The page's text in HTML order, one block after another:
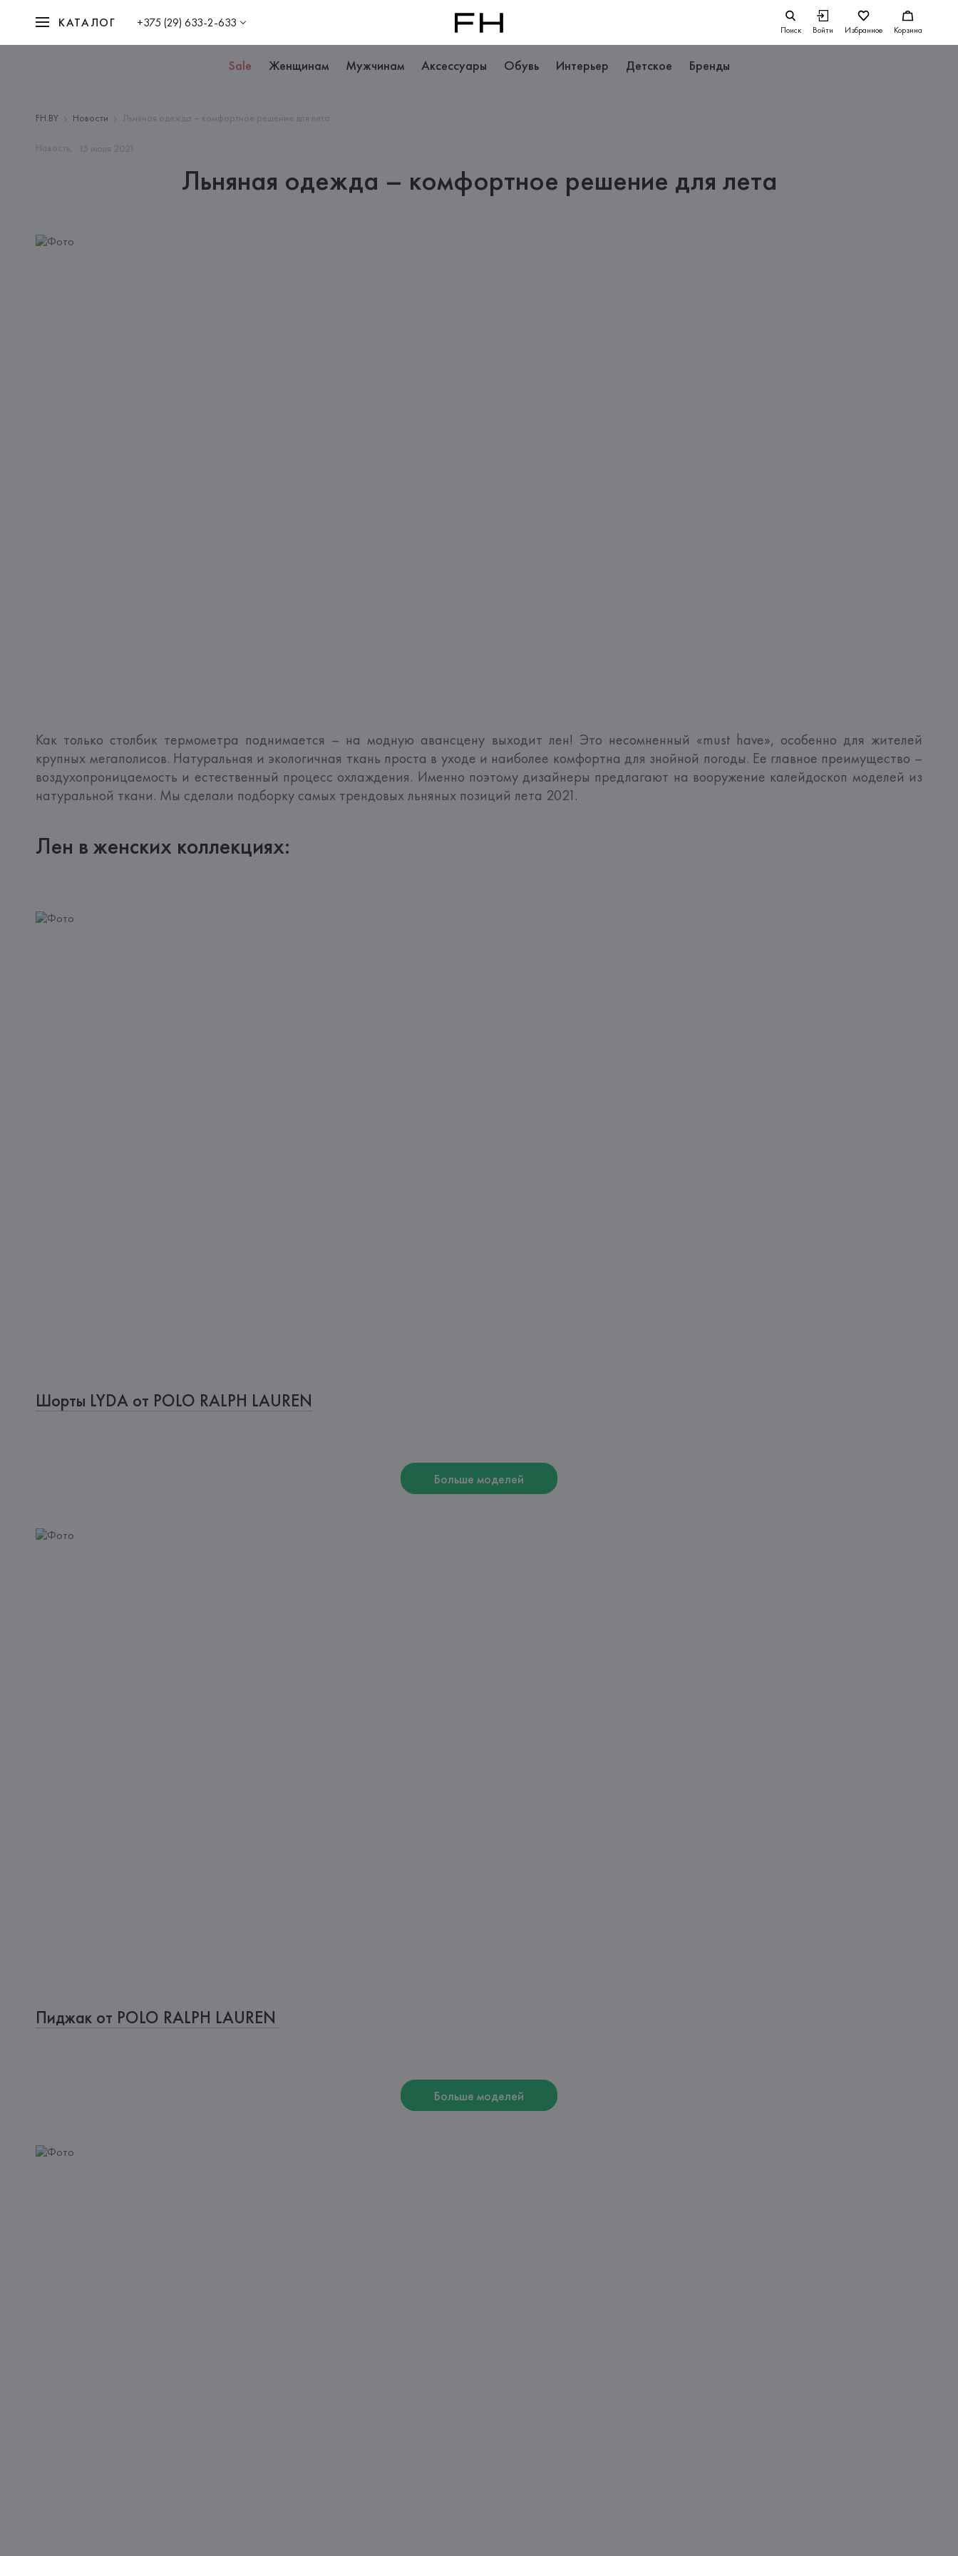
КАТАЛОГ +375 (29) 633-2-633 Поиск Войти Избранное Корзина
Sale Женщинам Мужчинам Аксессуары Обувь Интерьер Детское Бренды
FH.BY Новости Льняная одежда – комфортное решение для лета
Новость; 15 июля 2021
Льняная одежда – комфортное решение для лета
Как только столбик термометра поднимается – на модную авансцену выходит лен! Это несомненный «must have», особенно для жителей
крупных мегаполисов. Натуральная и экологичная ткань проста в уходе и наиболее комфортна для знойной погоды. Ее главное преимущество –
воздухопроницаемость и естественный процесс охлаждения. Именно поэтому дизайнеры предлагают на вооружение калейдоскоп моделей из
натуральной ткани. Мы сделали подборку самых трендовых льняных позиций лета 2021.
Лен в женских коллекциях:
Шорты LYDA от POLO RALPH LAUREN
Больше моделей
Пиджак от POLO RALPH LAUREN
Больше моделей